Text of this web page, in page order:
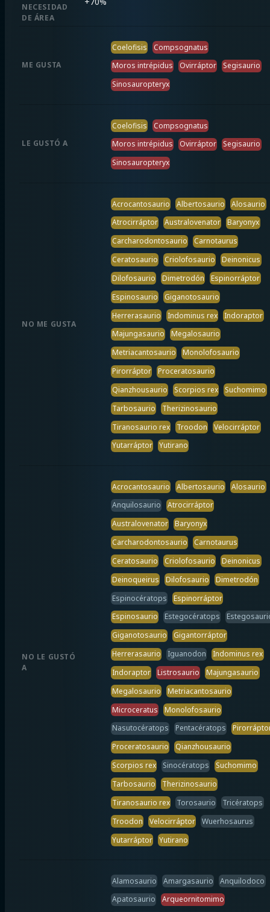
NECESIDAD
DE ÁREA
ME GUSTA
Coelofisis
Compsognatus
Moros intrépidus
Ovirráptor
Segisaurio
Sinosauropteryx
LE GUSTÓ A
Coelofisis
Compsognatus
Moros intrépidus
Ovirráptor
Segisaurio
Sinosauropteryx
NO ME GUSTA
Acrocantosaurio Albertosaurio
Alosaurio
Atrocirráptor
Australovenator
Baryonyx
Carcharodontosaurio
Carnotaurus
Ceratosaurio
Criolofosaurio
Deinonicus
Dilofosaurio
Dimetrodón
Espinorráptor
Espinosaurio
Giganotosaurio
Herrerasaurio
Indominus rex
Indoraptor
Majungasaurio
Megalosaurio
Metriacantosaurio
Monolofosaurio
Pirorráptor
Proceratosaurio
Qianzhousaurio
Scorpios rex
Suchomimo
Tarbosaurio
Therizinosaurio
Tiranosaurio rex
Troodon
Velocirráptor
Yutarráptor
Yutirano
NO LE GUSTÓ
A
Acrocantosaurio Albertosaurio
Alosaurio
Anquilosaurio
Atrocirráptor
Australovenator
Baryonyx
Carcharodontosaurio
Carnotaurus
Ceratosaurio
Criolofosaurio
Deinonicus
Deinoqueirus
Dilofosaurio
Dimetrodón
Espinocératops
Espinorráptor
Espinosaurio
Estegocératops
Giganotosaurio
Gigantorráptor
Herrerasaurio
Iguanodon
Indominus rex
Indoraptor
Listrosaurio
Majungasaurio
Megalosaurio
Metriacantosaurio
Microceratus
Monolofosaurio
Nasutocératops
Pentacératops
Proceratosaurio
Qianzhousaurio
Scorpios rex
Sinocératops
Suchomimo
Tarbosaurio
Therizinosaurio
Tiranosaurio rex
Torosaurio
Tricératops
Troodon
Velocirráptor
Wuerhosaurus
Yutarráptor
Yutirano
Alamosaurio Amargasaurio
Anquilodoco
Apatosaurio
Arqueornitomimo